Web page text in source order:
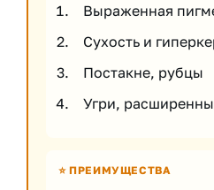
Выраженная
Сухость и
Постакне, рубцы
Угри,
⭐ ПРЕИМУЩЕСТВА